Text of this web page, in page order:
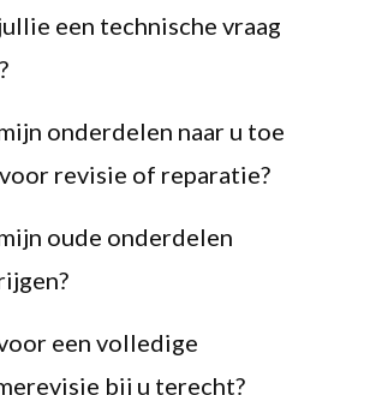
een technische vraag
onderdelen naar u toe
revisie of reparatie?
oude onderdelen
een volledige
bij u terecht?